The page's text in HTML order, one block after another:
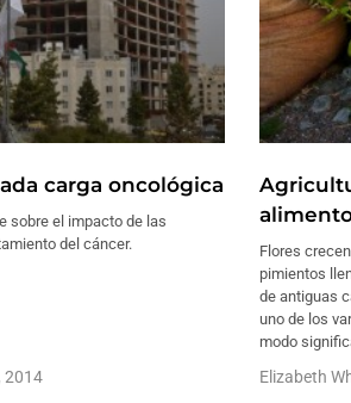
carga oncológica
sobre el impacto de las
del cáncer.
2014
Flores
pimientos
de antiguas
uno de los
modo
Elizabeth